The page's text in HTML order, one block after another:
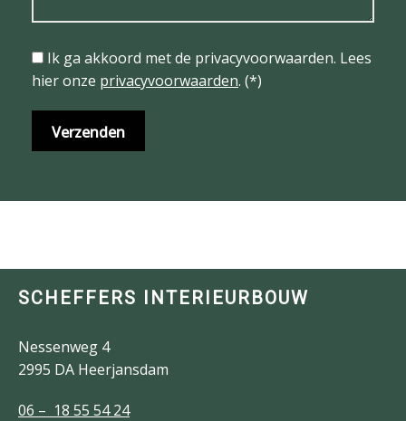
Ik ga akkoord met de privacyvoorwaarden. Lees
hier onze privacyvoorwaarden. (*)
SCHEFFERS INTERIEURBOUW
Nessenweg 4
2995 DA Heerjansdam
06 – 18 55 54 24